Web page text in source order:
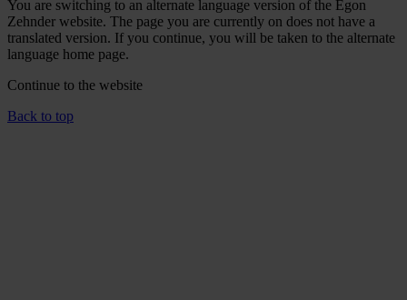
You are switching to an alternate language version of the Egon
Zehnder website. The page you are currently on does not have a
translated version. If you continue, you will be taken to the alternate
language home page.
Continue to the website
Back to top